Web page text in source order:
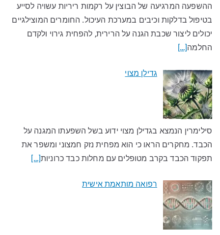
ההשפעה המרגיעה של הבוצין על רקמות ריריות עשויה לסייע
בטיפול בדלקות וכיבים במערכת העיכול. החומרים המוצילגיים
יכולים ליצור שכבת הגנה על הרירית, להפחית גירוי ולקדם
החלמה[…]
גדילן מצוי
סילימרין הנמצא בגדילן מצוי ידוע בשל השפעתו המגנה על
הכבד. מחקרים הראו כי הוא מפחית נזק חמצוני ומשפר את
תפקוד הכבד בקרב מטופלים עם מחלות כבד כרוניות[…]
רפואה מותאמת אישית